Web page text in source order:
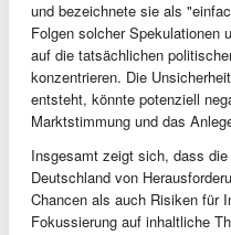
und bezeichnete sie als
Folgen solcher Spekulationen
auf die tatsächlichen
konzentrieren. Die
entsteht, könnte potenziell
Marktstimmung und das
Insgesamt zeigt sich, dass
Deutschland von
Chancen als auch Risiken für
Fokussierung auf inhaltliche